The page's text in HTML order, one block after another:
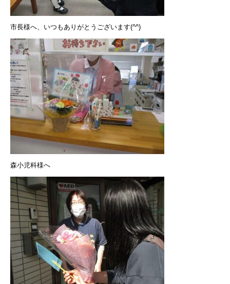
市長様へ、いつもありがとうございます(^^)
森小児科様へ